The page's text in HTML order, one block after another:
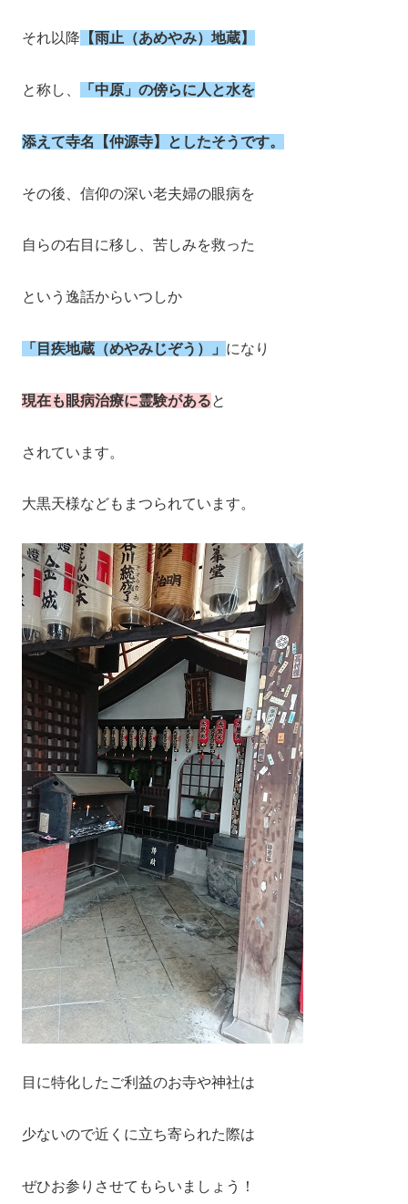
それ以降 【雨止（あめやみ）地蔵】
と称し、 「中原」の傍らに人と水を
添えて寺名【仲源寺】としたそうです。
その後、信仰の深い老夫婦の眼病を
自らの右目に移し、苦しみを救った
という逸話からいつしか
「目疾地蔵（めやみじぞう）」 になり
現在も眼病治療に霊験があると
されています。
大黒天様などもまつられています。
目に特化したご利益のお寺や神社は
少ないので近くに立ち寄られた際は
ぜひお参りさせてもらいましょう！